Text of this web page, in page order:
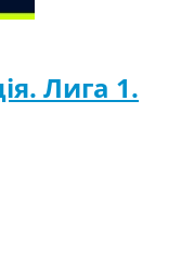
Лига 1.